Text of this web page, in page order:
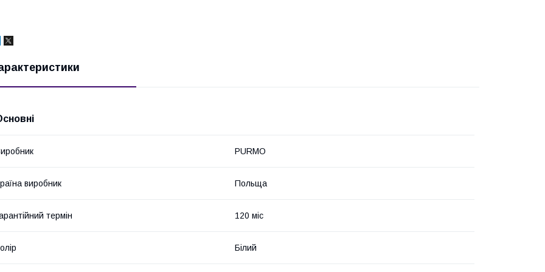
PURMO
виробник Польща
термін 120 міс
Білий